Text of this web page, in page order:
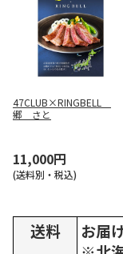
47CLUB×RINGBELL
郷 さと
11,000円
(送料別・税込)
送料
お届